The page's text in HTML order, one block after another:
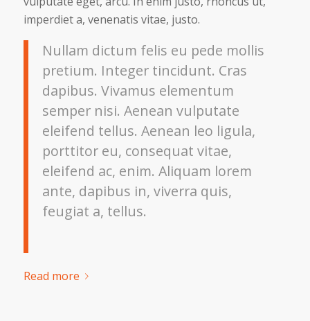
imperdiet a, venenatis vitae, justo.
Nullam dictum felis eu pede mollis
pretium. Integer tincidunt. Cras
dapibus. Vivamus elementum
semper nisi. Aenean vulputate
eleifend tellus. Aenean leo ligula,
porttitor eu, consequat vitae,
eleifend ac, enim. Aliquam lorem
ante, dapibus in, viverra quis,
feugiat a, tellus.
Read more